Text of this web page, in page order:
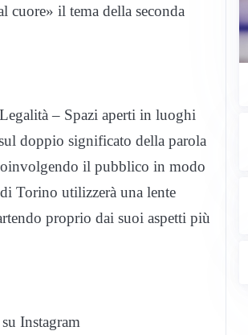
il tema della seconda
– Spazi aperti in luoghi
doppio significato della parola
il pubblico in modo
Torino utilizzerà una lente
proprio dai suoi aspetti più
Instagram